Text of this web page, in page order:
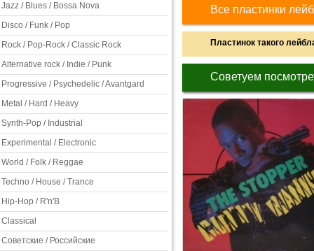
Jazz / Blues / Bossa Nova
Disco / Funk / Pop
Rock / Pop-Rock / Classic Rock
Alternative rock / Indie / Punk
Progressive / Psychedelic / Avantgard
Metal / Hard / Heavy
Synth-Pop / Industrial
Experimental / Electronic
World / Folk / Reggae
Techno / House / Trance
Hip-Hop / R'n'B
Classical
Советские / Российские
Все пластинки
Пластинок такого
Советуем